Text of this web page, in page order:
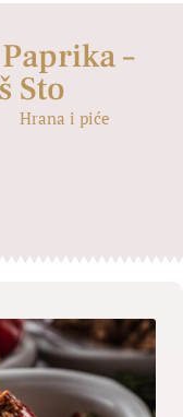
–
Sto
Hrana i piće